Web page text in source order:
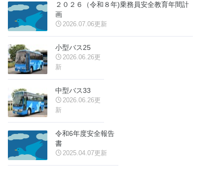
２０２６（令和８年)乗務員安全教育年間計
画
2026.07.06更新
小型バス25
2026.06.26更
新
中型バス33
2026.06.26更
新
令和6年度安全報告
書
2025.04.07更新